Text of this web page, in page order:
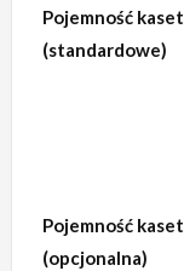
Pojemność kaset
(standardowe)
Pojemność kaset
(opcjonalna)